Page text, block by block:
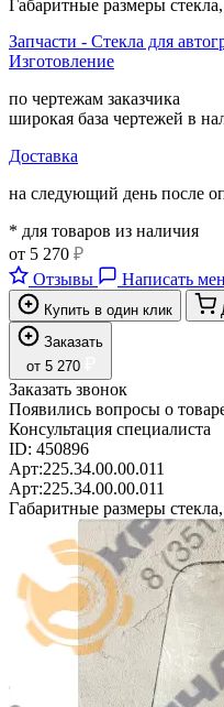
Габаритные размеры
Запчасти - Стекла для
Изготовление
по чертежам заказчика
широкая база чертежей в
Доставка
на следующий день после
* для товаров из наличия
от 5 270 ₽
Отзывы
Написать
Купить в один клик
Заказать
от 5 270
Заказать звонок
Появились вопросы о
Консультация специалиста
ID: 450896
Арт:225.34.00.00.011
Арт:225.34.00.00.011
Габаритные размеры